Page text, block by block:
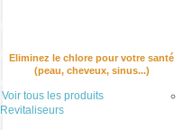
Eliminez le chlore pour votre santé
(peau, cheveux, sinus...)
Voir tous les produits
Revitaliseurs